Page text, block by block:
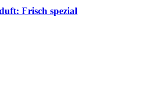
Frisch spezial